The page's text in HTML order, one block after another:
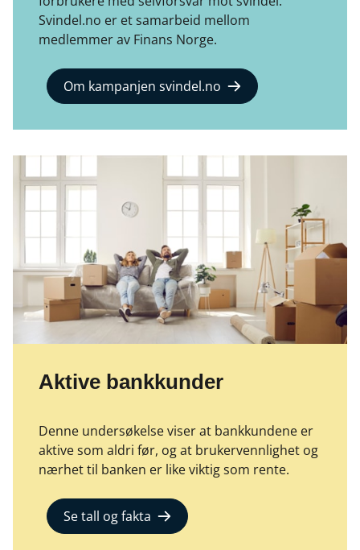
Svindel.no er et samarbeid mellom
medlemmer av Finans Norge.
Om kampanjen svindel.no
Aktive bankkunder
Denne undersøkelse viser at bankkundene er
aktive som aldri før, og at brukervennlighet og
nærhet til banken er like viktig som rente.
Se tall og fakta